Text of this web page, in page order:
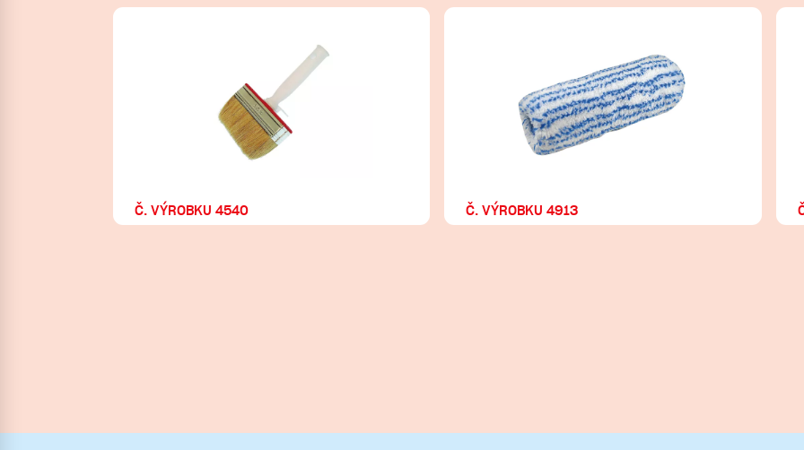
Č. VÝROBKU 4540 Č. VÝROBKU 4913